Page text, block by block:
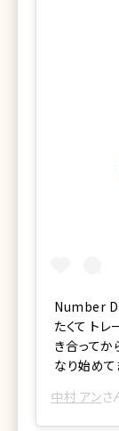
Number
たくて ト
き合って
なり始め
中村 アンさ